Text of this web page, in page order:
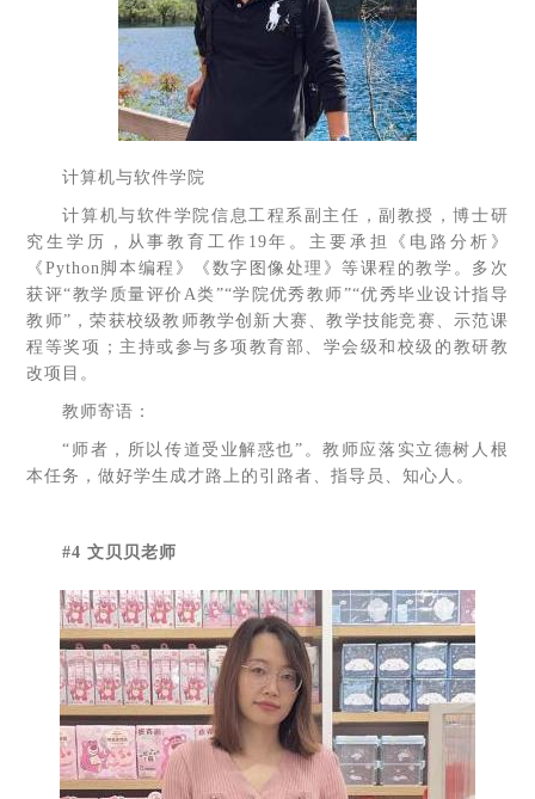
计算机与软件学院
计算机与软件学院信息工程系副主任，副教授，博士研
究生学历，从事教育工作19年。主要承担《电路分析》
《Python脚本编程》《数字图像处理》等课程的教学。多次
获评“教学质量评价A类”“学院优秀教师”“优秀毕业设计指导
教师”，荣获校级教师教学创新大赛、教学技能竞赛、示范课
程等奖项；主持或参与多项教育部、学会级和校级的教研教
改项目。
教师寄语：
“师者，所以传道受业解惑也”。教师应落实立德树人根
本任务，做好学生成才路上的引路者、指导员、知心人。
#4 文贝贝老师